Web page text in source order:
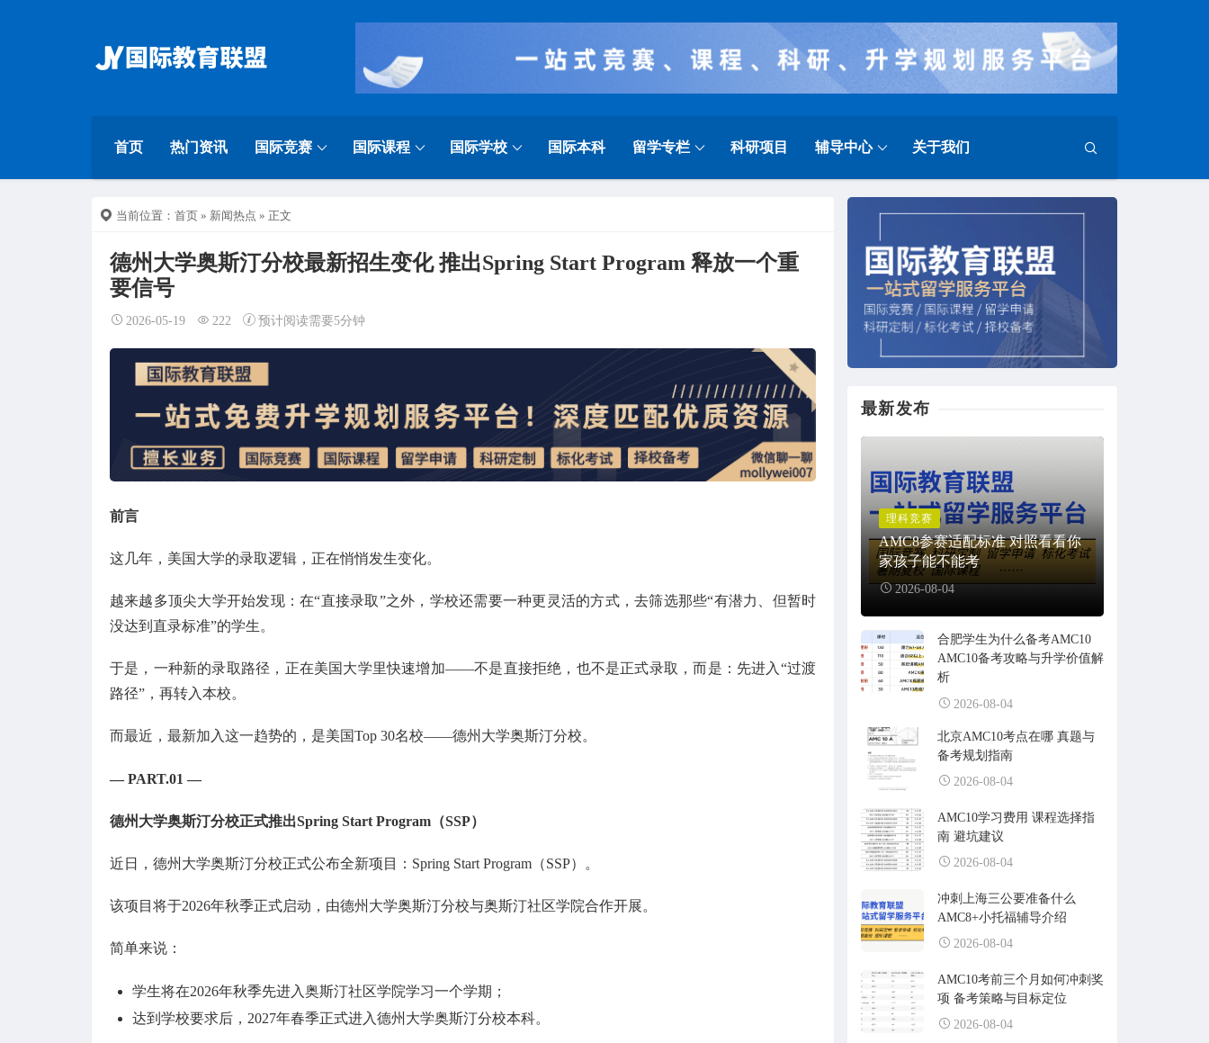
首页 热门资讯 国际竞赛 国际课程 国际学校 国际本科 留学专栏 科研项目 辅导中心 关于我们
当前位置： 首页 » 新闻热点 » 正文
德州大学奥斯汀分校最新招生变化 推出Spring Start Program 释放一个重
要信号
2026-05-19 222 预计阅读需要5分钟
前言
这几年，美国大学的录取逻辑，正在悄悄发生变化。
越来越多顶尖大学开始发现：在“直接录取”之外，学校还需要一种更灵活的方式，去筛选那些“有潜力、但暂时
没达到直录标准”的学生。
于是，一种新的录取路径，正在美国大学里快速增加——不是直接拒绝，也不是正式录取，而是：先进入“过渡
路径”，再转入本校。
而最近，最新加入这一趋势的，是美国Top 30名校——德州大学奥斯汀分校。
— PART.01 —
德州大学奥斯汀分校正式推出Spring Start Program（SSP）
近日，德州大学奥斯汀分校正式公布全新项目：Spring Start Program（SSP）。
该项目将于2026年秋季正式启动，由德州大学奥斯汀分校与奥斯汀社区学院合作开展。
简单来说：
学生将在2026年秋季先进入奥斯汀社区学院学习一个学期；
达到学校要求后，2027年春季正式进入德州大学奥斯汀分校本科。
最新发布
理科竞赛
AMC8参赛适配标准 对照看看你
家孩子能不能考
2026-08-04
合肥学生为什么备考AMC10
AMC10备考攻略与升学价值解
析
2026-08-04
北京AMC10考点在哪 真题与
备考规划指南
2026-08-04
AMC10学习费用 课程选择指
南 避坑建议
2026-08-04
冲刺上海三公要准备什么
AMC8+小托福辅导介绍
2026-08-04
AMC10考前三个月如何冲刺奖
项 备考策略与目标定位
2026-08-04